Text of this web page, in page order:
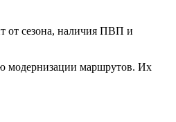
от сезона, наличия ПВП и
модернизации маршрутов. Их